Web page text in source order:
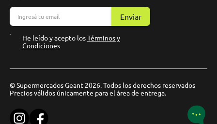
Enviar
He leído y acepto losTérminos y
Condiciones
© Supermercados Geant 2026. Todos los derechos reservados
Precios válidos únicamente para el área de entrega.